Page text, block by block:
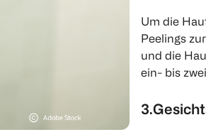
Um die
Peelings
und die
ein- bis